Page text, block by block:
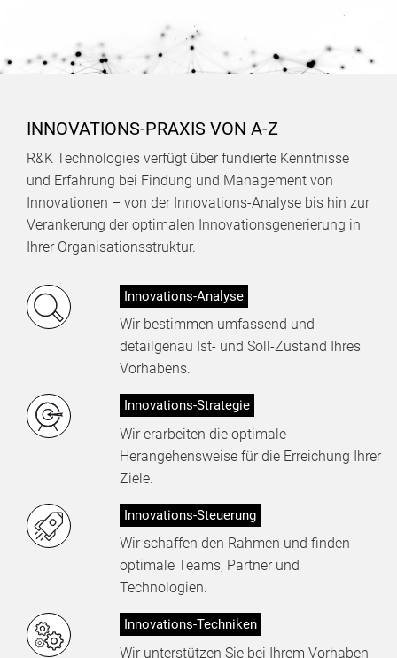
INNOVATIONS-PRAXIS VON A-Z
R&K Technologies verfügt über fundierte Kenntnisse
und Erfahrung bei Findung und Management von
Innovationen – von der Innovations-Analyse bis hin zur
Verankerung der optimalen Innovationsgenerierung in
Ihrer Organisationsstruktur.
Innovations-Analyse
Wir bestimmen umfassend und
detailgenau Ist- und Soll-Zustand Ihres
Vorhabens.
Innovations-Strategie
Wir erarbeiten die optimale
Herangehensweise für die Erreichung Ihrer
Ziele.
Innovations-Steuerung
Wir schaffen den Rahmen und finden
optimale Teams, Partner und
Technologien.
Innovations-Techniken
Wir unterstützen Sie bei Ihrem Vorhaben